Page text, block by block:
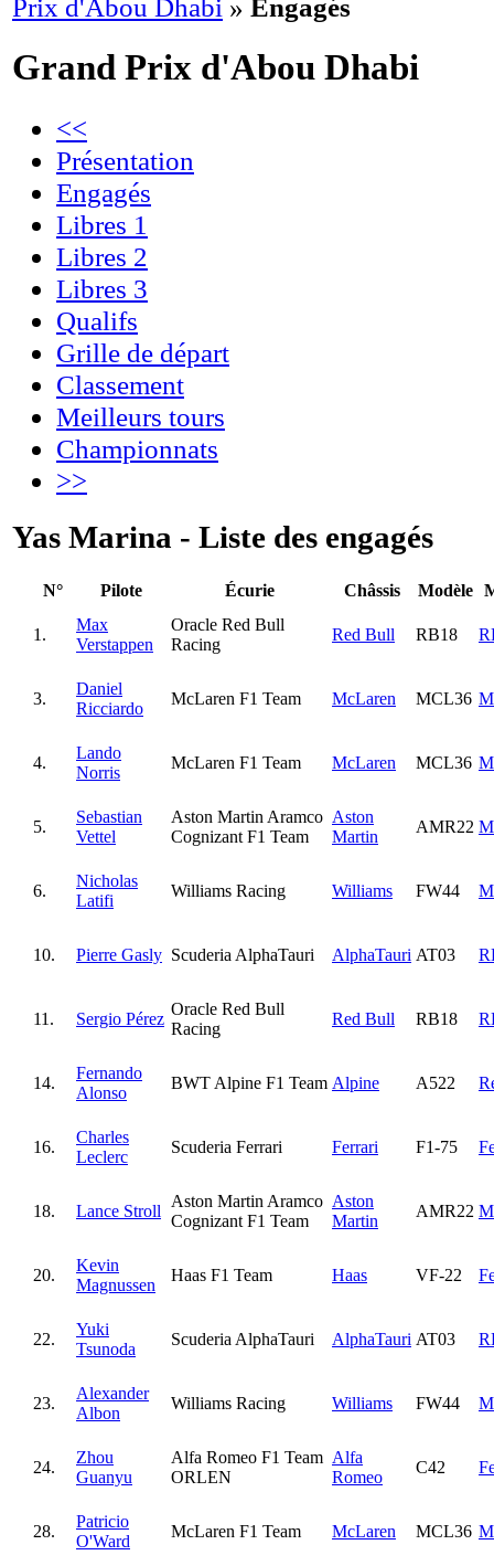
Prix d'Abou Dhabi » Engagés
Grand Prix d'Abou Dhabi
<<
Présentation
Engagés
Libres 1
Libres 2
Libres 3
Qualifs
Grille de départ
Classement
Meilleurs tours
Championnats
>>
Yas Marina - Liste des engagés
N° Pilote Écurie Châssis Modèle
1.
Max
Verstappen
Oracle Red Bull
Racing
Red Bull RB18
3.
Daniel
Ricciardo
McLaren F1 Team McLaren MCL36
4.
Lando
Norris
McLaren F1 Team McLaren MCL36
5.
Sebastian
Vettel
Aston Martin Aramco
Cognizant F1 Team
Aston
Martin
AMR22
6.
Nicholas
Latifi
Williams Racing Williams FW44
10. Pierre Gasly Scuderia AlphaTauri AlphaTauri AT03
11. Sergio Pérez
Oracle Red Bull
Racing
Red Bull RB18
14.
Fernando
Alonso
BWT Alpine F1 Team Alpine A522
16.
Charles
Leclerc
Scuderia Ferrari Ferrari F1-75
18. Lance Stroll
Aston Martin Aramco
Cognizant F1 Team
Aston
Martin
AMR22
20.
Kevin
Magnussen
Haas F1 Team Haas VF-22
22.
Yuki
Tsunoda
Scuderia AlphaTauri AlphaTauri AT03
23.
Alexander
Albon
Williams Racing Williams FW44
24.
Zhou
Guanyu
Alfa Romeo F1 Team
ORLEN
Alfa
Romeo
C42
28.
Patricio
O'Ward
McLaren F1 Team McLaren MCL36